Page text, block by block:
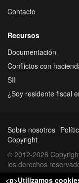
Contacto
Recursos
Documentación
Conflictos con
SII
¿Soy residente fiscal
Sobre nosotros
Copyright
© 2012-2026
los derechos
<p>Utilizamos